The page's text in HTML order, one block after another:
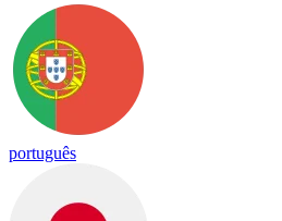
português